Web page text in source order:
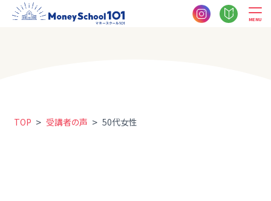
MENU
TOP > 受講者の声 > 50代女性